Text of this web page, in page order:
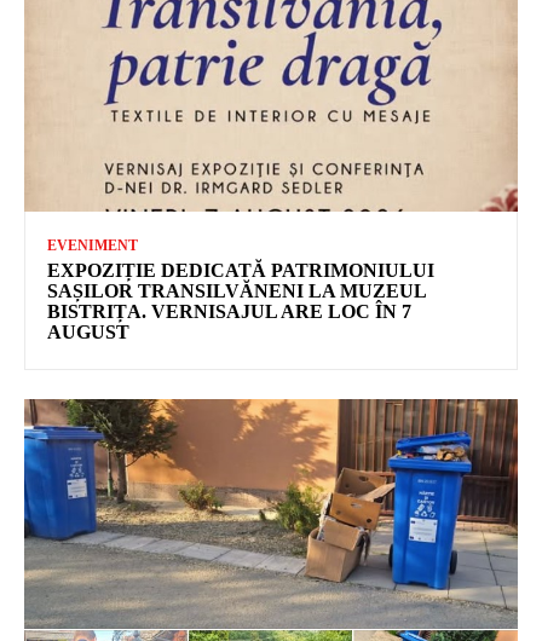
EVENIMENT
EXPOZIȚIE DEDICATĂ PATRIMONIULUI
SAȘILOR TRANSILVĂNENI LA MUZEUL
BISTRIȚA. VERNISAJUL ARE LOC ÎN 7
AUGUST